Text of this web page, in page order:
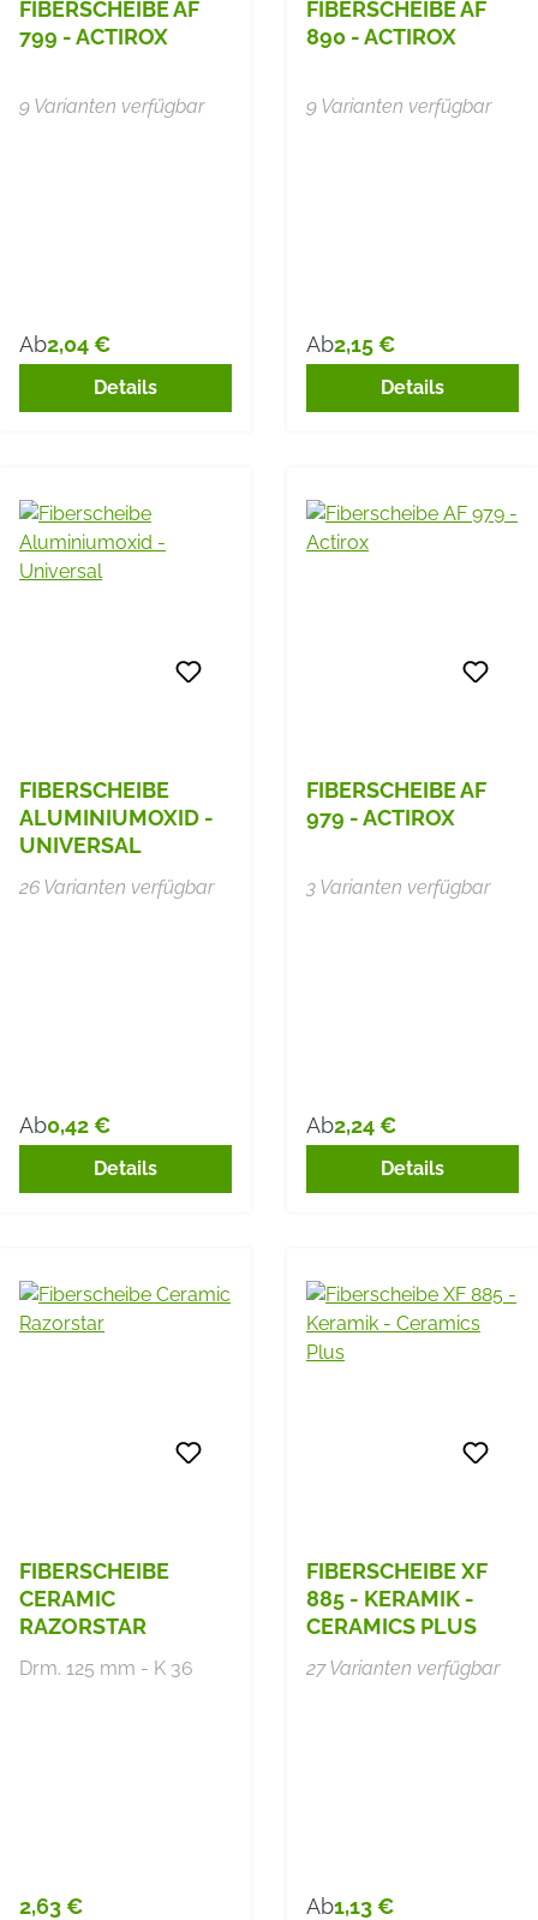
FIBERSCHEIBE AF
799 - ACTIROX
9 Varianten verfügbar
Regulärer Preis:
Ab2,04 €
Details
FIBERSCHEIBE AF
890 - ACTIROX
9 Varianten verfügbar
Regulärer Preis:
Ab2,15 €
Details
FIBERSCHEIBE
ALUMINIUMOXID -
UNIVERSAL
26 Varianten verfügbar
Regulärer Preis:
Ab0,42 €
Details
FIBERSCHEIBE AF
979 - ACTIROX
3 Varianten verfügbar
Regulärer Preis:
Ab2,24 €
Details
FIBERSCHEIBE
CERAMIC
RAZORSTAR
Drm. 125 mm - K 36
2,63 €
FIBERSCHEIBE XF
885 - KERAMIK -
CERAMICS PLUS
27 Varianten verfügbar
Ab1,13 €